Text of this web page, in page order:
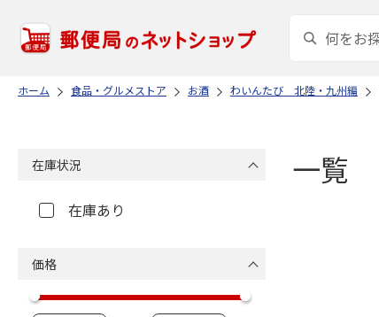
ホーム 食品・グルメストア お酒 わいんたび 北陸・九州編
一覧
在庫状況
在庫あり
価格